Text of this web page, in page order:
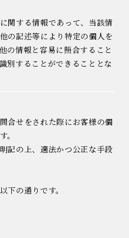
関する情報であって、当該情
の記述等により特定の個人を
の情報と容易に照合すること
別することができることとな
合せをされた際にお客様の個
。
記の上、適法かつ公正な手段
下の通りです。